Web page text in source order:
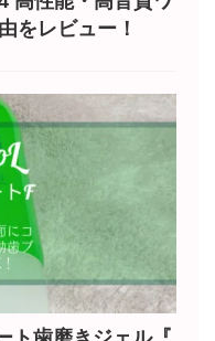
をレビュー！